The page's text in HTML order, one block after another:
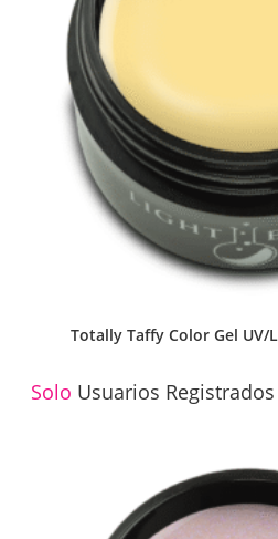
Totally Taffy Color Gel UV/
Solo Usuarios Registrados